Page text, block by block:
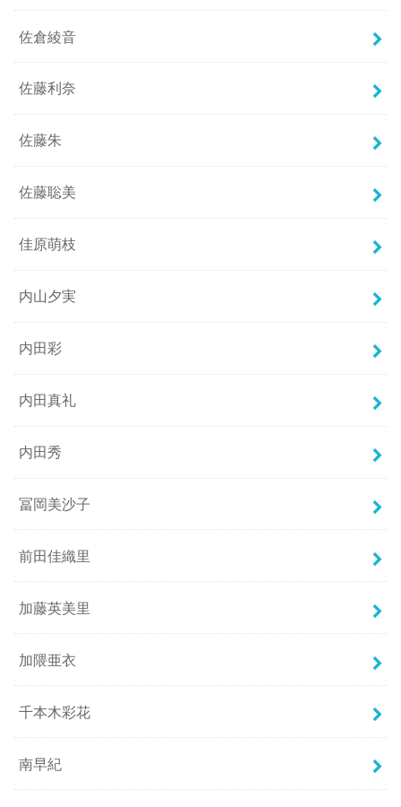
佐倉綾音
佐藤利奈
佐藤朱
佐藤聡美
佳原萌枝
内山夕実
内田彩
内田真礼
内田秀
冨岡美沙子
前田佳織里
加藤英美里
加隈亜衣
千本木彩花
南早紀